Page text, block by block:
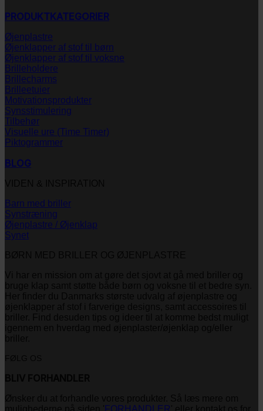
PRODUKTKATEGORIER
Øjenplastre
Øjenklapper af stof til børn
Øjenklapper af stof til voksne
Brilleholdere
Brillecharms
Brilleetuier
Motivationsprodukter
Synsstimulering
Tilbehør
Visuelle ure (Time Timer)
Piktogrammer
BLOG
Barn med briller
Synstræning
Øjenplastre / Øjenklap
Synet
FORHANDLER